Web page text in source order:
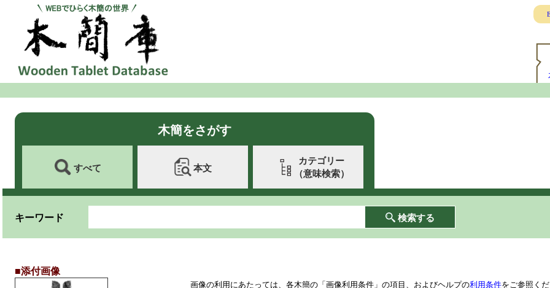
木簡をさがす
すべて 本文
カテゴリー
（意味検索）
キーワード 検索する
■添付画像
画像の利用にあたっては、各木簡の「画像利用条件」の項目、およびヘルプの利用条件をご参照く